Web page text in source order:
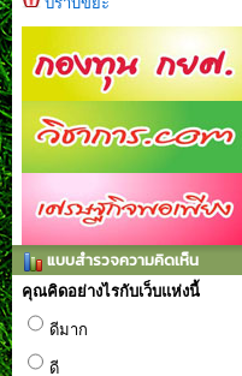
แบบสำรวจความคิดเห็น
คุณคิดอย่างไรกับเว็บแห่งนี้
ดีมาก
ดี